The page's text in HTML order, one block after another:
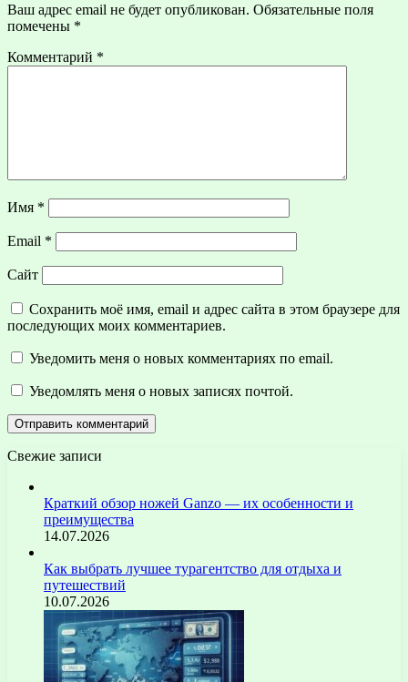
Ваш адрес email не будет опубликован. Обязательные поля
помечены *
Комментарий *
Имя *
Email *
Сайт
Сохранить моё имя, email и адрес сайта в этом браузере для
последующих моих комментариев.
Уведомить меня о новых комментариях по email.
Уведомлять меня о новых записях почтой.
Свежие записи
Краткий обзор ножей Ganzo — их особенности и
преимущества
14.07.2026
Как выбрать лучшее турагентство для отдыха и
путешествий
10.07.2026